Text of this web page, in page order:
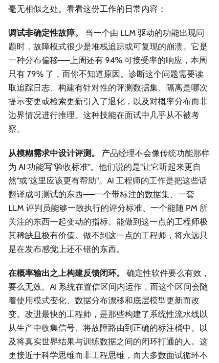
毫无相似之处。看看这份工作的日常内容：
调试非确定性故障。
当一个由 LLM 驱动的功能出现问
题时，故障模式很少是堆栈追踪或可复现的崩溃。它是
一种分布偏移——上周还有 94% 可接受率的响应，本周
只有 79% 了，而你不知道原因。诊断这个问题需要读
取追踪日志、构建有针对性的评测数据集、隔离是哪次
提示变更或检索更新引入了退化，以及对概率分布而非
边界情况进行推理。这种技能在面试中几乎从不被考
察。
从模糊需求中设计评测。
产品经理不会像传统功能那样
为 AI 功能写"验收标准"。他们说的是"让它听起来更自
然"或"这里应该更有帮助"。AI 工程师的工作是把这些话
翻译成可测试的东西——一个带标注的数据集、一套
LLM 评判员能够一致执行的评分标准、一个能随 PM 所
关注的东西一起变动的指标。能做到这一点的工程师极
其稀缺且极有价值。做不到这一点的工程师，将永远只
是在发布感觉上还不错的东西。
在概率输出之上构建反馈闭环。
确定性软件要么有效，
要么无效。AI 系统在置信区间内运作，而这个区间会随
着使用模式变化、数据分布漂移和底层模型更新而改
变。改进最快的工程师，是那些构建了系统性流水线以
从生产中收集信号、将故障路由到正确的标注桶中、以
及将真实世界结果与训练数据之间的闭环打通的人。这
更接近于科学思维而非工程思维，而大多数面试循环不